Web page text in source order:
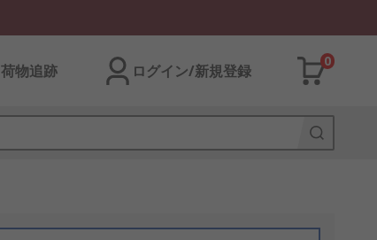
荷物追跡 ログイン/新規登録
0